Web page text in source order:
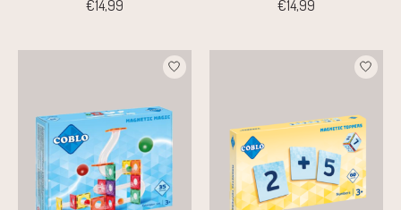
€14,99
€14,99